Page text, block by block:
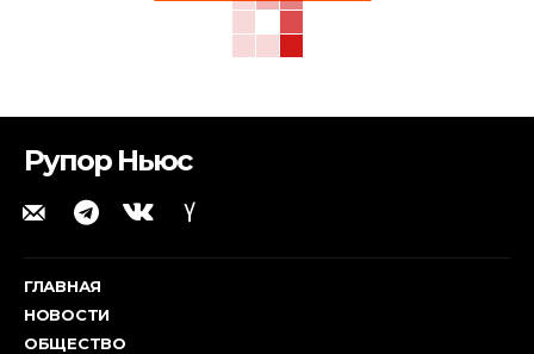
Рупор Ньюс
ГЛАВНАЯ
НОВОСТИ
ОБЩЕСТВО